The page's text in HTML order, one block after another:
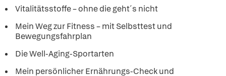
Vitalitätsstoffe – ohne die geht´s nicht
Mein Weg zur Fitness – mit Selbsttest und
Bewegungsfahrplan
Die Well-Aging-Sportarten
Mein persönlicher Ernährungs-Check und